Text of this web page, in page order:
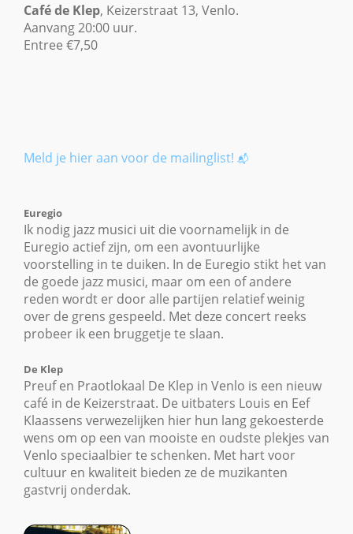
Caféde Klep, Keizerstraat 13, Venlo.
Aanvang 20:00 uur.
Entree €7,50
Meld je hier aan voor de mailinglist! 📬
Euregio
Ik nodig jazz musici uit die voornamelijk in de
Euregio actief zijn, om een avontuurlijke
voorstelling in te duiken. In de Euregio stikt het van
de goede jazz musici, maar om een of andere
reden wordt er door alle partijen relatief weinig
over de grens gespeeld. Met deze concert reeks
probeer ik een bruggetje te slaan.
De Klep
Preuf en Praotlokaal De Klep in Venlo is een nieuw
café in de Keizerstraat. De uitbaters Louis en Eef
Klaassens verwezelijken hier hun lang gekoesterde
wens om op een van mooiste en oudste plekjes van
Venlo speciaalbier te schenken. Met hart voor
cultuur en kwaliteit bieden ze de muzikanten
gastvrij onderdak.